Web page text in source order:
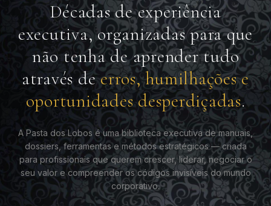
Décadas de experiência
executiva, organizadas para que
não tenha de aprender tudo
através deerros, humilhações e
oportunidades desperdiçadas.
A Pasta dos Lobos é uma biblioteca executiva de manuais,
dossiers, ferramentas e métodos estratégicos — criada
para profissionais que querem crescer, liderar, negociar o
seu valor e compreender os códigos invisíveis do mundo
corporativo.